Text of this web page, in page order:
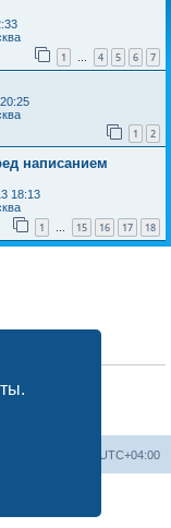
1 … 4 5 6 7
1 2
написанием
18:13
1 … 15 16 17 18
UTC+04:00
phpBB Limited